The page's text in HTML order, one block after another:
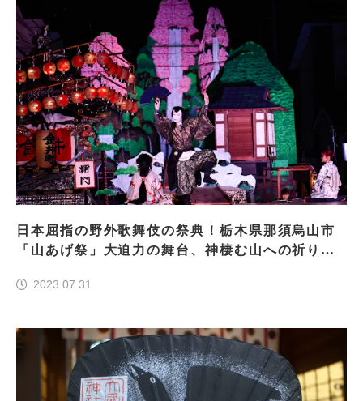
日本屈指の野外歌舞伎の祭典！栃木県那須烏山市
「山あげ祭」大迫力の舞台、神棲む山への祈りあ
2023.07.31